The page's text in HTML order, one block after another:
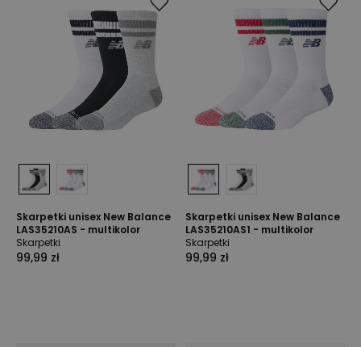
Skarpetki unisex New Balance
LAS35210AS - multikolor
Skarpetki
99,99 zł
Skarpetki unisex New Balance
LAS35210AS1 - multikolor
Skarpetki
99,99 zł